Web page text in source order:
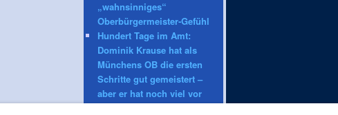
„wahnsinniges“
Oberbürgermeister-Gefühl
Hundert Tage im Amt:
Dominik Krause hat als
Münchens OB die ersten
Schritte gut gemeistert –
aber er hat noch viel vor
sich